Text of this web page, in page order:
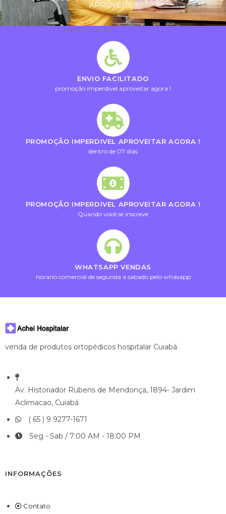
APROVEITE !
ENVIO FACILITADO
promoção imperdivel aproveitar agora !
PROMOÇÃO IMPERDIVEL APROVEITAR AGORA !
dentro de 07 dias
PROMOÇÃO IMPERDIVEL APROVEITAR AGORA !
Quando você se inscreve
WHATSAPP VENDAS
horario comercial de segunda a sabado pelo whasapp
venda de produtos ortopédicos hospitalar Cuiabá
Av. Historiador Rubens de Mendonça, 1894- Jardim
Aclimacao, Cuiabá
( 65 ) 9 9277-1671
Seg - Sab / 7:00 AM - 18:00 PM
INFORMAÇÕES
Contato